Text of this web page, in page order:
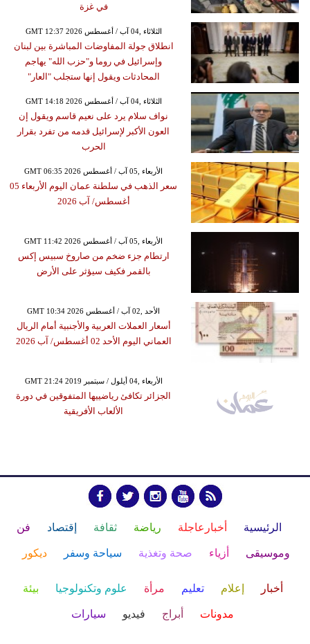
في غزة
GMT 12:37 2026 الثلاثاء ,04 آب / أغسطس
انطلاق جولة المفاوضات المباشرة بين لبنان
وإسرائيل في روما و"حزب الله" يهاجم
المحادثات ويقول إنها ستجلب "العار"
GMT 14:18 2026 الثلاثاء ,04 آب / أغسطس
نواف سلام يرد على نعيم قاسم ويقول إن
العون الأكبر لإسرائيل قدمه من تفرد بقرار
الحرب
GMT 06:35 2026 الأربعاء ,05 آب / أغسطس
سعر الذهب في سلطنة عمان اليوم الأربعاء 05
أغسطس/ آب 2026
GMT 11:42 2026 الأربعاء ,05 آب / أغسطس
ارتطام جزء ضخم من صاروخ سبيس إكس
بالقمر فكيف سيؤثر على الأرض
GMT 10:34 2026 الأحد ,02 آب / أغسطس
أسعار العملات العربية والأجنبية أمام الريال
العماني اليوم الأحد 02 أغسطس/ آب 2026
GMT 21:24 2019 الأربعاء ,04 أيلول / سبتمبر
الجزائر تكافئ رياضييها المتفوقين في دورة
الألعاب الأفريقية
الرئيسية أخبارعاجلة رياضة ثقافة إقتصاد فن
وموسيقى أزياء صحة وتغذية سياحة وسفر ديكور
أخبار إعلام تعليم مرأة علوم وتكنولوجيا بيئة
مدونات أبراج فيديو سيارات